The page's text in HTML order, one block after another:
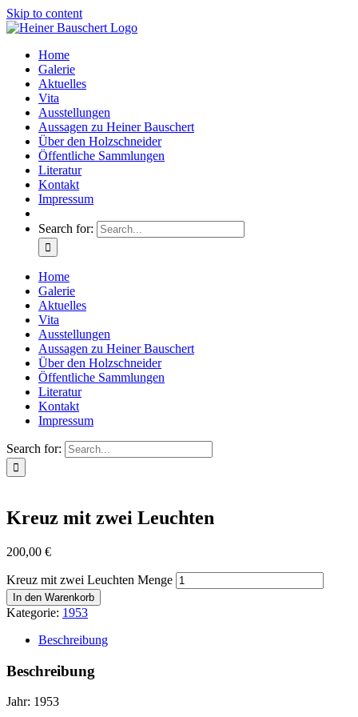
Skip to content
Home
Galerie
Aktuelles
Vita
Ausstellungen
Aussagen zu Heiner Bauschert
Über den Holzschneider
Öffentliche Sammlungen
Literatur
Kontakt
Impressum
Search for:
Home
Galerie
Aktuelles
Vita
Ausstellungen
Aussagen zu Heiner Bauschert
Über den Holzschneider
Öffentliche Sammlungen
Literatur
Kontakt
Impressum
Search for:
Kreuz mit zwei Leuchten
200,00 €
Kreuz mit zwei Leuchten Menge
In den Warenkorb
Kategorie: 1953
Beschreibung
Beschreibung
Jahr: 1953